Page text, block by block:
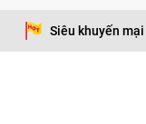
Siêu khuyến mại